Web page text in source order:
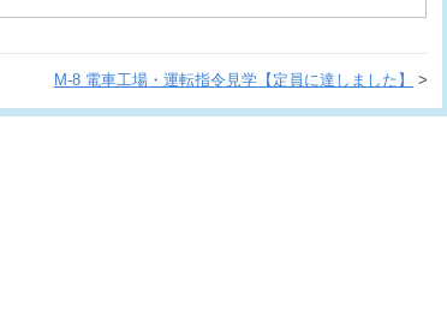
M-8 電車工場・運転指令見学【定員に達しました】 >